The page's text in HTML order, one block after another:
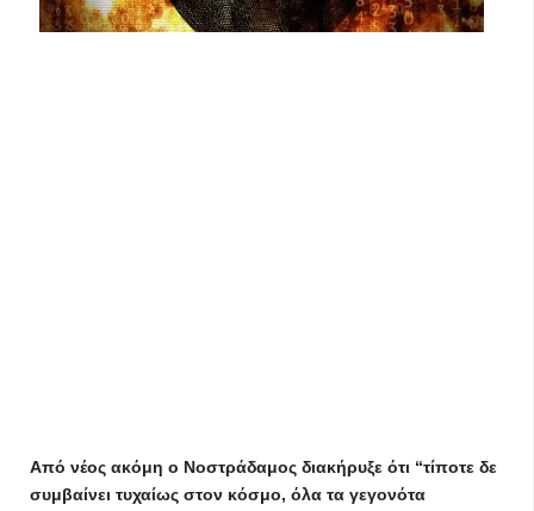
Από νέος ακόμη ο Νοστράδαμος διακήρυξε ότι “τίποτε δε
συμβαίνει τυχαίως στον κόσμο, όλα τα γεγονότα